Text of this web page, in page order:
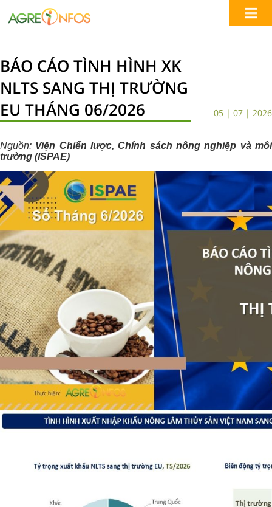
BÁO CÁO TÌNH HÌNH XK
NLTS SANG THỊ TRƯỜNG
EU THÁNG 06/2026
05 | 07 | 2026
Nguồn: Viện Chiến lược, Chính sách nông nghiệp và môi
trường (ISPAE)